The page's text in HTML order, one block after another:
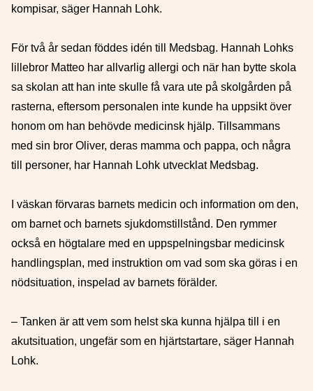
kompisar, säger Hannah Lohk.
För två år sedan föddes idén till Medsbag. Hannah Lohks
lillebror Matteo har allvarlig allergi och när han bytte skola
sa skolan att han inte skulle få vara ute på skolgården på
rasterna, eftersom personalen inte kunde ha uppsikt över
honom om han behövde medicinsk hjälp. Tillsammans
med sin bror Oliver, deras mamma och pappa, och några
till personer, har Hannah Lohk utvecklat Medsbag.
I väskan förvaras barnets medicin och information om den,
om barnet och barnets sjukdomstillstånd. Den rymmer
också en högtalare med en uppspelningsbar medicinsk
handlingsplan, med instruktion om vad som ska göras i en
nödsituation, inspelad av barnets förälder.
– Tanken är att vem som helst ska kunna hjälpa till i en
akutsituation, ungefär som en hjärtstartare, säger Hannah
Lohk.